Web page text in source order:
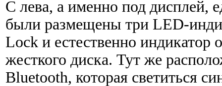
С лева, а именно под дисплей,
были размещены три LED-
Lock и естественно индикатор
жесткого диска. Тут же
Bluetooth, которая светиться